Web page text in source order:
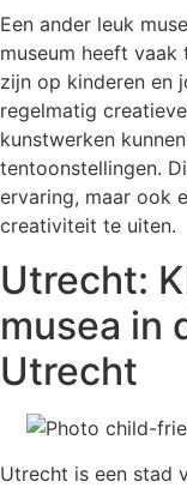
Een ander leuk
museum heeft
zijn op kinderen en
regelmatig
kunstwerken
tentoonstellingen.
ervaring, maar ook
creativiteit te uiten.
Utrecht:
musea in
Utrecht
Utrecht is een stad